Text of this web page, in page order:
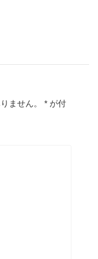
ません。 * が付